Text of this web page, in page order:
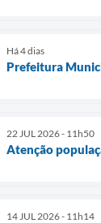
Há 4 dias
Prefeitura
22 JUL 2026 - 11h50
Atenção
14 JUL 2026 - 11h14